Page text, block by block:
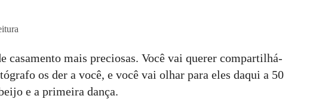
casamento mais preciosas. Você vai querer compartilhá-
os der a você, e você vai olhar para eles daqui a 50
e a primeira dança.